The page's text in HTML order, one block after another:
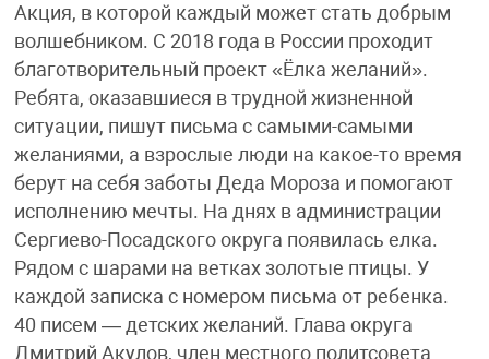
Акция, в которой каждый может стать добрым
волшебником. С 2018 года в России проходит
благотворительный проект «Ёлка желаний».
Ребята, оказавшиеся в трудной жизненной
ситуации, пишут письма с самыми-самыми
желаниями, а взрослые люди на какое-то время
берут на себя заботы Деда Мороза и помогают
исполнению мечты. На днях в администрации
Сергиево-Посадского округа появилась елка.
Рядом с шарами на ветках золотые птицы. У
каждой записка с номером письма от ребенка.
40 писем — детских желаний. Глава округа
Дмитрий Акулов, член местного политсовета